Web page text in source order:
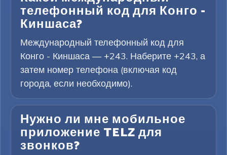
телефонный код для Конго -
Киншаса?
Международный телефонный код для
Конго - Киншаса — +243. Наберите +243, а
затем номер телефона (включая код
города, если необходимо).
Нужно ли мне мобильное
приложение TELZ для
звонков?